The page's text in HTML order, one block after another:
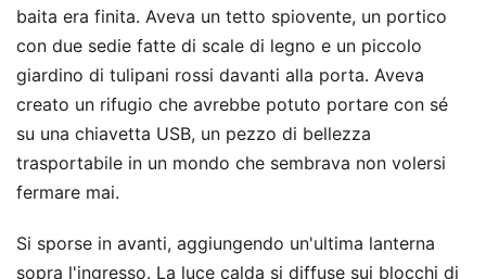
baita era finita. Aveva un tetto spiovente, un portico
con due sedie fatte di scale di legno e un piccolo
giardino di tulipani rossi davanti alla porta. Aveva
creato un rifugio che avrebbe potuto portare con sé
su una chiavetta USB, un pezzo di bellezza
trasportabile in un mondo che sembrava non volersi
fermare mai.
Si sporse in avanti, aggiungendo un'ultima lanterna
sopra l'ingresso. La luce calda si diffuse sui blocchi di